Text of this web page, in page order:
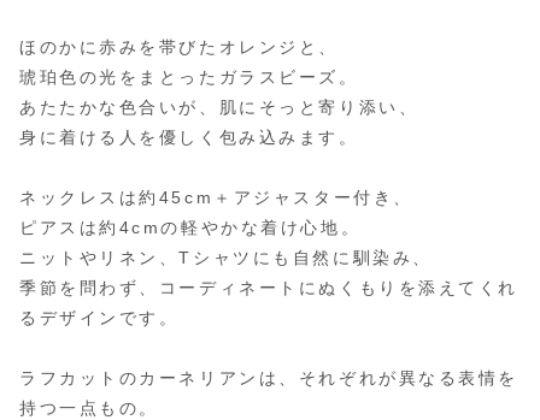
ほのかに赤みを帯びたオレンジと、
琥珀色の光をまとったガラスビーズ。
あたたかな色合いが、肌にそっと寄り添い、
身に着ける人を優しく包み込みます。
ネックレスは約45cm＋アジャスター付き、
ピアスは約4cmの軽やかな着け心地。
ニットやリネン、Tシャツにも自然に馴染み、
季節を問わず、コーディネートにぬくもりを添えてくれ
るデザインです。
ラフカットのカーネリアンは、それぞれが異なる表情を
持つ一点もの。